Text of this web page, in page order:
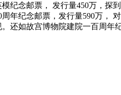
纪念邮票， 发行量450万，探
年纪念邮票，发行量590万，
还如故宫博物院建院一百周年